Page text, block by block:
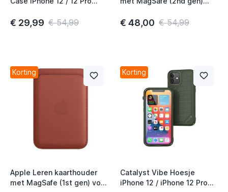
€ 29,99 € 54,99 € 48,00 € 54,99
Korting
Apple Leren kaarthouder
met MagSafe (1st gen) voor
Korting
Catalyst Vibe Hoesje
iPhone 12 / iPhone 12 Pro